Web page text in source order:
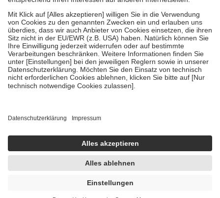
zu stärken und die besondere Stellung der Familie zu unterstützen,
fallenkeine Zuzahlungenan bei:
• Kindern und Jugendlichen bis zum vollendeten 18. Lebensjahr
mit Ausnahme der Fahrkosten
• Untersuchungen zur Vorsorge und Früherkennung, die von der
GKV getragen werden
• empfohlenen Schutzimpfungen
• Harn- und Blutteststreifen
getroffen, um sicherzustellen, dass es sich um echte Bewertungen
https://help.etrusted.com/hc/de/articles/4419944605341
Einige Bilder und Inhalte wurden unter Zuhilfenahme künstlicher